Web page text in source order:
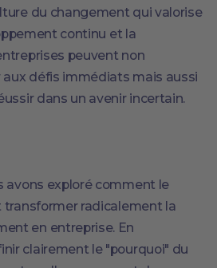
du changement qui valorise
continu et la
peuvent non
défis immédiats mais aussi
dans un avenir incertain.
avons exploré comment le
radicalement la
en entreprise. En
clairement le "pourquoi" du